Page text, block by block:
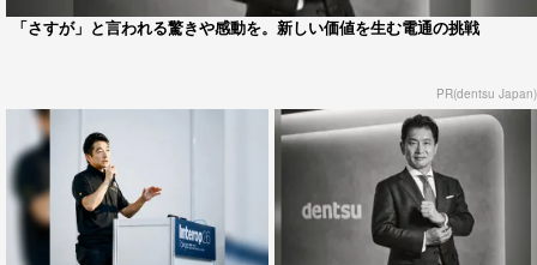
「さすが」と言われる驚きや感動を。新しい価値を生む電通の挑戦
PR(dentsu Japan)